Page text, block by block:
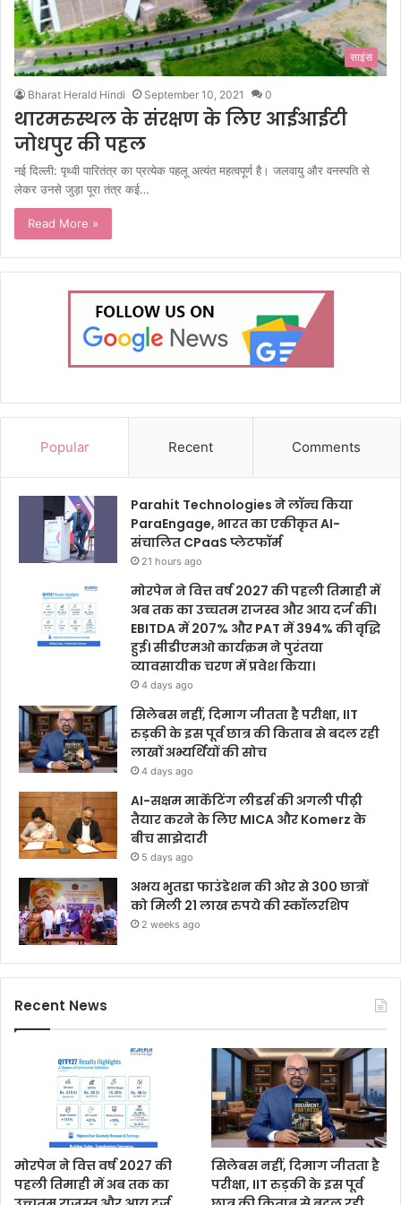
साइंस
Bharat Herald Hindi September 10, 2021 0
थारमरुस्थल के संरक्षण के लिए आईआईटी
जोधपुर की पहल
नई दिल्ली: पृथ्वी पारितंत्र का प्रत्येक पहलू अत्यंत महत्वपूर्ण है। जलवायु और वनस्पति से
लेकर उनसे जुड़ा पूरा तंत्र कई…
Read More »
Popular Recent Comments
Parahit Technologies ने लॉन्च किया
ParaEngage, भारत का एकीकृत AI-
संचालित CPaaS प्लेटफॉर्म
21 hours ago
मोरपेन ने वित्त वर्ष 2027 की पहली तिमाही में
अब तक का उच्चतम राजस्व और आय दर्ज की।
EBITDA में 207% और PAT में 394% की वृद्धि
हुई। सीडीएमओ कार्यक्रम ने पुरंतया
व्यावसायीक चरण में प्रवेश किया।
4 days ago
सिलेबस नहीं, दिमाग जीतता है परीक्षा, IIT
रुड़की के इस पूर्व छात्र की किताब से बदल रही
लाखों अभ्यर्थियों की सोच
4 days ago
AI-सक्षम मार्केटिंग लीडर्स की अगली पीढ़ी
तैयार करने के लिए MICA और Komerz के
बीच साझेदारी
5 days ago
अभय भुतडा फाउंडेशन की ओर से 300 छात्रों
को मिली 21 लाख रुपये की स्कॉलरशिप
2 weeks ago
Recent News
मोरपेन ने वित्त वर्ष 2027 की
पहली तिमाही में अब तक का
सिलेबस नहीं, दिमाग जीतता है
परीक्षा, IIT रुड़की के इस पूर्व